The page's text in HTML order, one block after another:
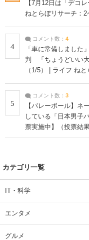
【7月12日は「デコ
ねとらぼリサーチ：2
4
コメント数： 4
「車に常備しました
判 「ちょうどいい大
（1/5） | ライフ ね
5
コメント数： 3
【バレーボール】ネ
している「日本男子
票実施中】（投票結
カテゴリ一覧
IT・科学
エンタメ
グルメ